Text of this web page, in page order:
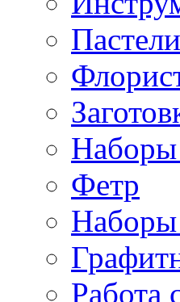
Пастели
Наборы
Фетр
Наборы
Работа